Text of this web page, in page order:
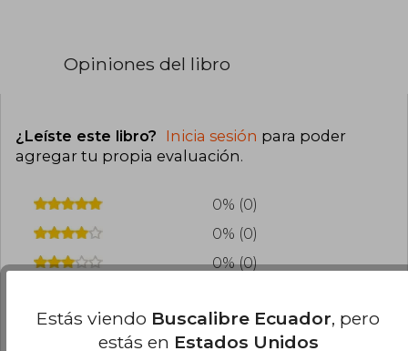
Opiniones del libro
¿Leíste este libro? Inicia sesión para poder
agregar tu propia evaluación.
0% (0)
0% (0)
0% (0)
0% (0)
Estás viendo Buscalibre Ecuador, pero
estás en Estados Unidos